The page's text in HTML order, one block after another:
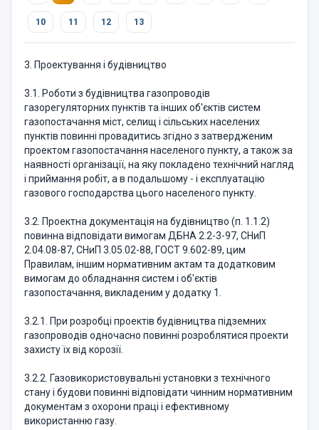
10 11 12 13
3. Проектування і будівництво
3.1. Роботи з будівництва газопроводів
газорегуляторних пунктів та інших об'єктів систем
газопостачання міст, селищ і сільських населених
пунктів повинні провадитись згідно з затвердженим
проектом газопостачання населеного пункту, а також за
наявності організації, на яку покладено технічний нагляд
і приймання робіт, а в подальшому - і експлуатацію
газового господарства цього населеного пункту.
3.2. Проектна документація на будівництво (п. 1.1.2)
повинна відповідати вимогам ДБНА 2.2-3-97, СНиП
2.04.08-87, СНиП 3.05.02-88, ГОСТ 9.602-89, цим
Правилам, іншим нормативним актам та додатковим
вимогам до обладнання систем і об'єктів
газопостачання, викладеним у додатку 1.
3.2.1. При розробці проектів будівництва підземних
газопроводів одночасно повинні розроблятися проекти
захисту їх від корозії.
3.2.2. Газовикористовувальні установки з технічного
стану і будови повинні відповідати чинним нормативним
документам з охорони праці і ефективному
використанню газу.